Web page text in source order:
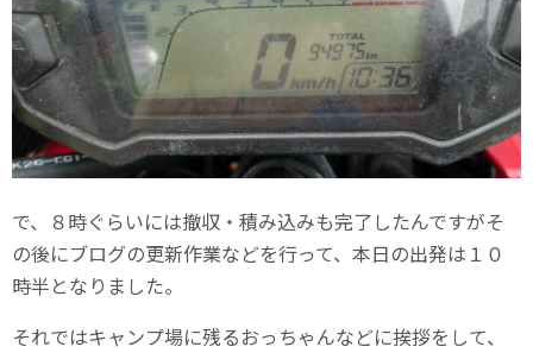
で、８時ぐらいには撤収・積み込みも完了したんですがそ
の後にブログの更新作業などを行って、本日の出発は１０
時半となりました。
それではキャンプ場に残るおっちゃんなどに挨拶をして、